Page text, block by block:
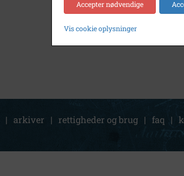
| arkiver | rettigheder og brug | faq |
Accepter nødvendige
Vis cookie oplysninger